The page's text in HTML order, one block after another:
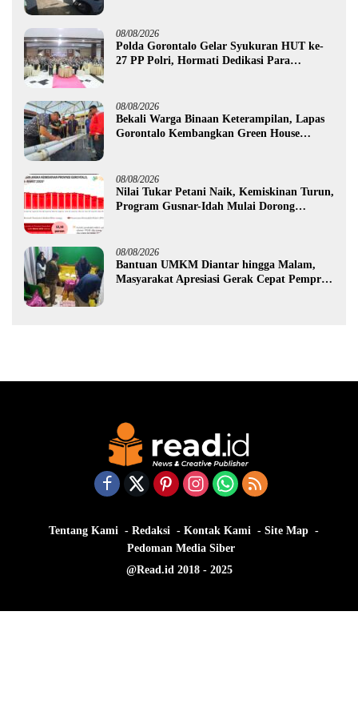
08/08/2026
Polda Gorontalo Gelar Syukuran HUT ke-
27 PP Polri, Hormati Dedikasi Para
08/08/2026
Bekali Warga Binaan Keterampilan, Lapas
Gorontalo Kembangkan Green House
08/08/2026
Nilai Tukar Petani Naik, Kemiskinan Turun,
Program Gusnar-Idah Mulai Dorong
08/08/2026
Bantuan UMKM Diantar hingga Malam,
Masyarakat Apresiasi Gerak Cepat Pemprov
Tentang Kami Redaksi Kontak Kami
Site Map
Pedoman Media Siber
@Read.id 2018 - 2025